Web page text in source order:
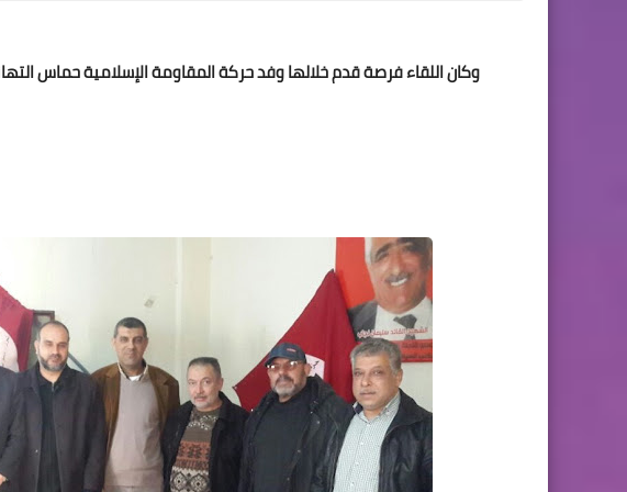
وكان اللقاء فرصة قدم خلالها وفد حركة المقاومة الإسلامية حماس